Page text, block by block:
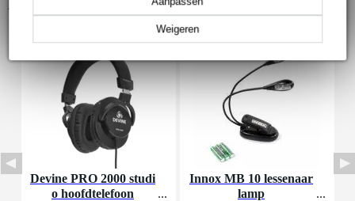
Weigeren
Devine PRO 2000 studi
o hoofdtelefoon
Innox MB 10 lessenaar
lamp